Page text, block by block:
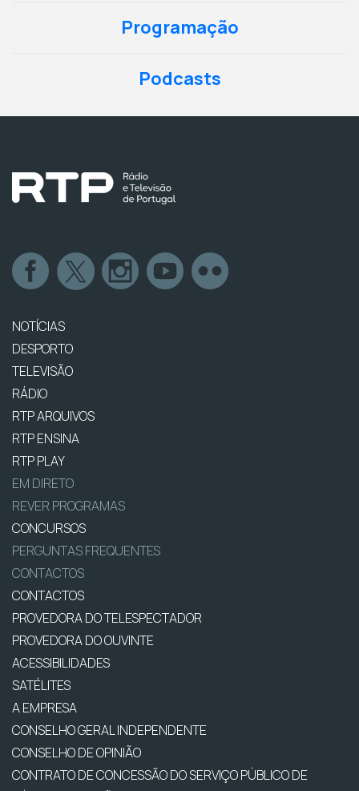
Programação
Podcasts
NOTÍCIAS
DESPORTO
TELEVISÃO
RÁDIO
RTP ARQUIVOS
RTP ENSINA
RTP PLAY
EM DIRETO
REVER PROGRAMAS
CONCURSOS
PERGUNTAS FREQUENTES
CONTACTOS
CONTACTOS
PROVEDORA DO TELESPECTADOR
PROVEDORA DO OUVINTE
ACESSIBILIDADES
SATÉLITES
A EMPRESA
CONSELHO GERAL INDEPENDENTE
CONSELHO DE OPINIÃO
CONTRATO DE CONCESSÃO DO SERVIÇO PÚBLICO DE